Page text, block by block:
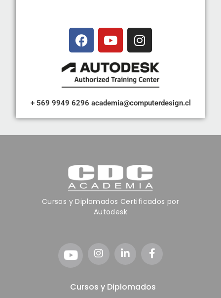
+ 569 9949 6296 academia@computerdesign.cl
Cursos y Diplomados Certificados por
Autodesk
Cursos y Diplomados